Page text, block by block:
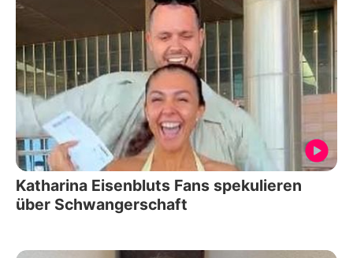
Katharina Eisenbluts Fans spekulieren
über Schwangerschaft